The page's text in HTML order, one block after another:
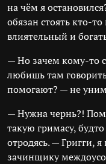
на чём я
обязан стоять кто-
влиятельный и
— Но зачем кому-то
любишь там
помогают? — не
— Нужна чернь?!
такую гримасу,
отродясь. — Григги,
зачинщику